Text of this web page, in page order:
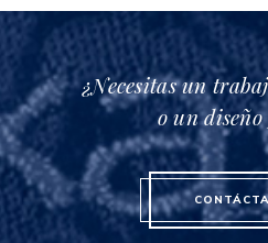
¿Necesitas un
o un